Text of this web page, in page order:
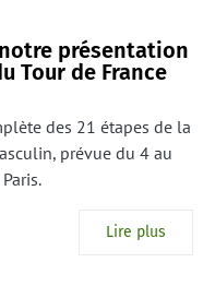
présentation
Tour de France
des 21 étapes de la
prévue du 4 au
Lire plus